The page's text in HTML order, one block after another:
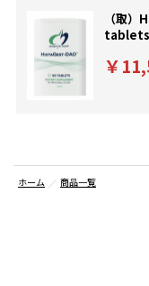
（取
tablets
￥
ホーム 商品一覧